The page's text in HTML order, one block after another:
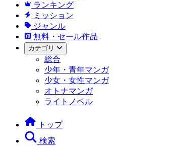
ランキング
ミッション
ジャンル
無料・セール作品
カテゴリ
総合
少年・青年マンガ
少女・女性マンガ
オトナマンガ
ライトノベル
トップ
検索